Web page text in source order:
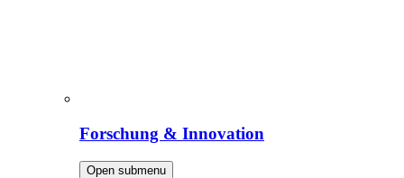
Forschung & Innovation
Open submenu